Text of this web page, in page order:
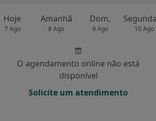
Hoje
7 Ago
Amanhã
8 Ago
Dom,
9 Ago 10 Ago
O agendamento online não está
disponível
Solicite um atendimento